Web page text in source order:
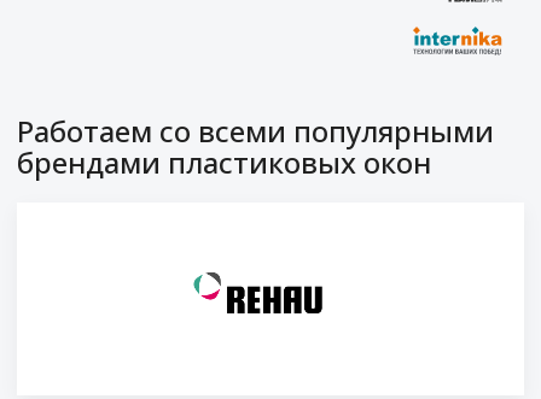
Работаем со всеми популярными
брендами пластиковых окон